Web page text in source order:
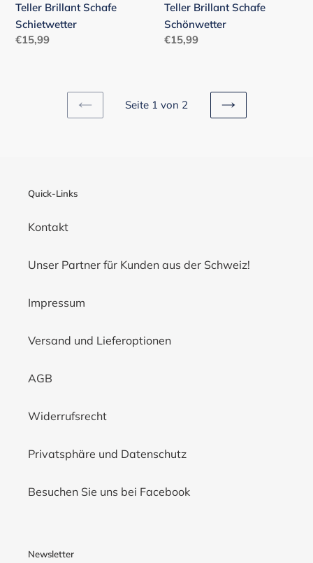
Teller Brillant Schafe
Schietwetter
Normaler
€15,99
Teller Brillant Schafe
Schönwetter
Normaler
€15,99
VORHERIGE
Seite 1 von 2
NÄCHSTE
Quick-Links
Kontakt
Unser Partner für Kunden aus der Schweiz!
Impressum
Versand und Lieferoptionen
AGB
Widerrufsrecht
Privatsphäre und Datenschutz
Besuchen Sie uns bei Facebook
Newsletter